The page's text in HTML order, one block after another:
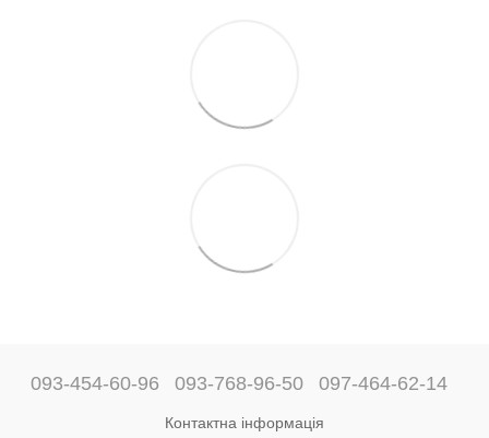
093-454-60-96 093-768-96-50 097-464-62-14
Контактна інформація